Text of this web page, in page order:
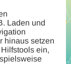
Laden und
hinaus setzen
ein,